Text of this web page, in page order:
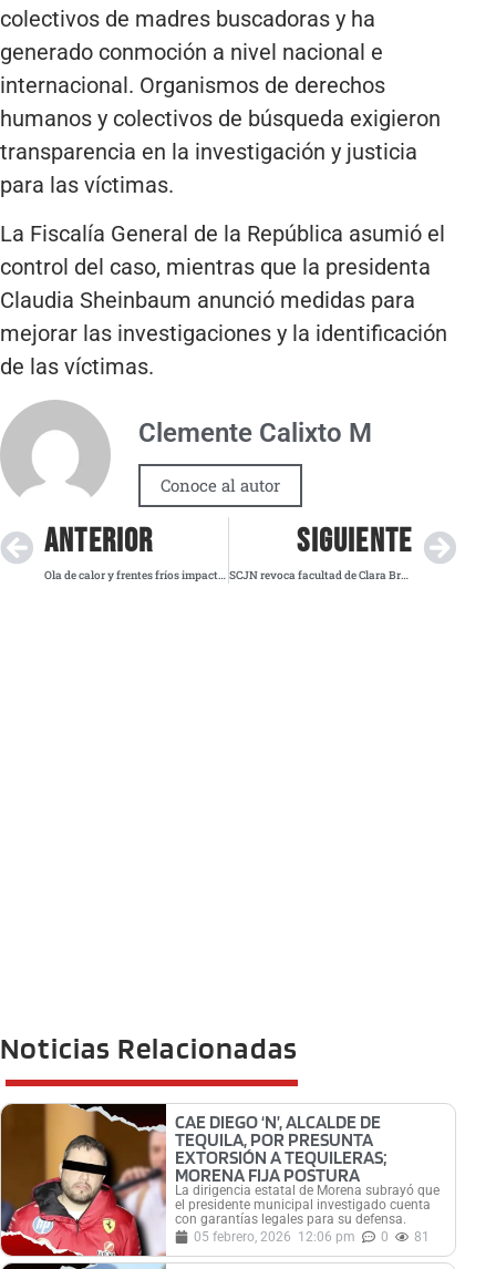
colectivos de madres buscadoras y ha
generado conmoción a nivel nacional e
internacional. Organismos de derechos
humanos y colectivos de búsqueda exigieron
transparencia en la investigación y justicia
para las víctimas.
La Fiscalía General de la República asumió el
control del caso, mientras que la presidenta
Claudia Sheinbaum anunció medidas para
mejorar las investigaciones y la identificación
de las víctimas.
Clemente Calixto M
Conoce al autor
ANTERIOR
Ola de calor y frentes fríos impactarán a México este 1 de abril
SIGUIENTE
SCJN revoca facultad de Clara Brugada para regular comercios en la CDMX: ¿Qué implica?
Noticias Relacionadas
CAE DIEGO ‘N’, ALCALDE DE
TEQUILA, POR PRESUNTA
EXTORSIÓN A TEQUILERAS;
MORENA FIJA POSTURA
La dirigencia estatal de Morena subrayó que
el presidente municipal investigado cuenta
con garantías legales para su defensa.
05 febrero, 2026 12:06 pm 0 81